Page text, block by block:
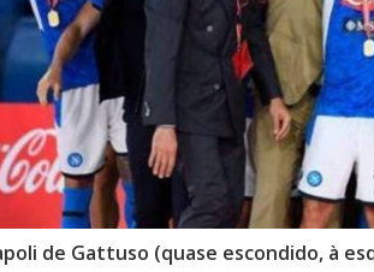
de Gattuso (quase escondido, à